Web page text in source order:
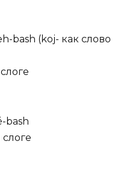
bash (koj- как слово
bash